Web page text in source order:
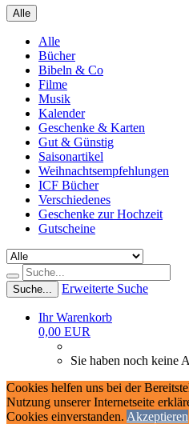
Alle
Alle
Bücher
Bibeln & Co
Filme
Musik
Kalender
Geschenke & Karten
Gut & Günstig
Saisonartikel
Weihnachtsempfehlungen
ICF Bücher
Verschiedenes
Geschenke zur Hochzeit
Gutscheine
Suche... Erweiterte Suche
Ihr Warenkorb
0,00 EUR
Sie haben noch keine
Cookies helfen uns bei der
Nutzung unserer Internetseite
Cookies einverstanden. Akzeptieren